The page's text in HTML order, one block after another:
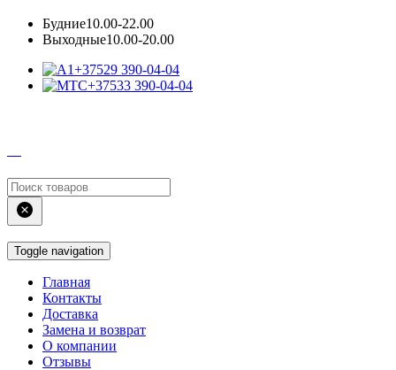
Будние10.00-22.00
Выходные10.00-20.00
+37529 390-04-04
+37533 390-04-04
Toggle navigation
Главная
Контакты
Доставка
Замена и возврат
О компании
Отзывы